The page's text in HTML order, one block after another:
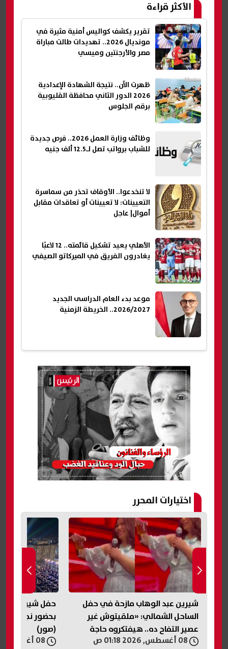
الأكثر قراءة
تقرير يكشف كواليس أمنية مثيرة في
مونديال 2026.. تهديدات طالت مباراة
مصر والأرجنتين وميسي
ظهرت الآن.. نتيجة الشهادة الإعدادية
2026 الدور الثاني محافظة القليوبية
برقم الجلوس
وظائف وزارة العمل 2026.. فرص جديدة
للشباب برواتب تصل لـ12.5 ألف جنيه
لا تنخدعوا.. الأوقاف تحذر من سماسرة
التعيينات: لا تعيينات أو تعاقدات مقابل
أموال| عاجل
الأهلي يعيد تشكيل قائمته.. 12 لاعبًا
يغادرون الفريق في الميركاتو الصيفي
موعد بدء العام الدراسى الجديد
2026/2027.. الخريطة الزمنية
اختيارات المحرر
شيرين عبد الوهاب مازحة في حفل
الساحل الشمالي: «ملقيتوش غير
عصير التفاح ده.. هيفتكروه حاجة
تانية؟»
حفل شيرين عبد
بحضور نجوم
(صور)